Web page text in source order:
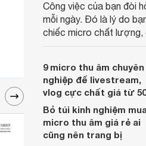
Công việc của bạn đòi
mỗi ngày. Đó là lý do
chiếc micro chất lượng,
vân không biết micro
Một số mẫu micro dưới
để bạn lựa chọn được
9 micro thu âm chuyên
nghiệp để livestream,
vlog cực chất giá từ
Bỏ túi kinh nghiệm
micro thu âm giá rẻ ai
cũng nên trang bị